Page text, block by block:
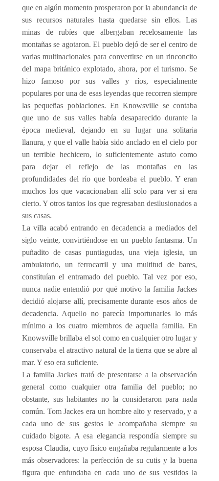
que en algún momento prosperaron por la abundancia de
sus recursos naturales hasta quedarse sin ellos. Las
minas de rubíes que albergaban recelosamente las
montañas se agotaron. El pueblo dejó de ser el centro de
varias multinacionales para convertirse en un rinconcito
del mapa británico explotado, ahora, por el turismo. Se
hizo famoso por sus valles y ríos, especialmente
populares por una de esas leyendas que recorren siempre
las pequeñas poblaciones. En Knowsville se contaba
que uno de sus valles había desaparecido durante la
época medieval, dejando en su lugar una solitaria
llanura, y que el valle había sido anclado en el cielo por
un terrible hechicero, lo suficientemente astuto como
para dejar el reflejo de las montañas en las
profundidades del río que bordeaba el pueblo. Y eran
muchos los que vacacionaban allí solo para ver si era
cierto. Y otros tantos los que regresaban desilusionados a
sus casas.
La villa acabó entrando en decadencia a mediados del
siglo veinte, convirtiéndose en un pueblo fantasma. Un
puñadito de casas puntiagudas, una vieja iglesia, un
ambulatorio, un ferrocarril y una multitud de bares,
constituían el entramado del pueblo. Tal vez por eso,
nunca nadie entendió por qué motivo la familia Jackes
decidió alojarse allí, precisamente durante esos años de
decadencia. Aquello no parecía importunarles lo más
mínimo a los cuatro miembros de aquella familia. En
Knowsville brillaba el sol como en cualquier otro lugar y
conservaba el atractivo natural de la tierra que se abre al
mar. Y eso era suficiente.
La familia Jackes trató de presentarse a la observación
general como cualquier otra familia del pueblo; no
obstante, sus habitantes no la consideraron para nada
común. Tom Jackes era un hombre alto y reservado, y a
cada uno de sus gestos le acompañaba siempre su
cuidado bigote. A esa elegancia respondía siempre su
esposa Claudia, cuyo físico engañaba regularmente a los
más observadores: la perfección de su cutis y la buena
figura que enfundaba en cada uno de sus vestidos la